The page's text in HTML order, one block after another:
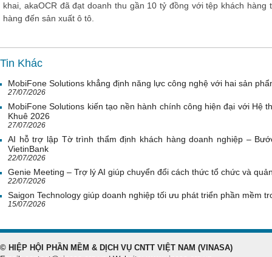
khai, akaOCR đã đạt doanh thu gần 10 tỷ đồng với tệp khách
hàng đến sản xuất ô tô.
Tin Khác
MobiFone Solutions khẳng định năng lực công nghệ với hai sản
27/07/2026
MobiFone Solutions kiến tạo nền hành chính công hiện đại với Hệ
Khuê 2026
27/07/2026
AI hỗ trợ lập Tờ trình thẩm định khách hàng doanh nghiệp –
VietinBank
22/07/2026
Genie Meeting – Trợ lý AI giúp chuyển đổi cách thức tổ chức và
22/07/2026
Saigon Technology giúp doanh nghiệp tối ưu phát triển phần mềm
15/07/2026
© HIỆP HỘI PHẦN MỀM & DỊCH VỤ CNTT VIỆT NAM (VINASA)